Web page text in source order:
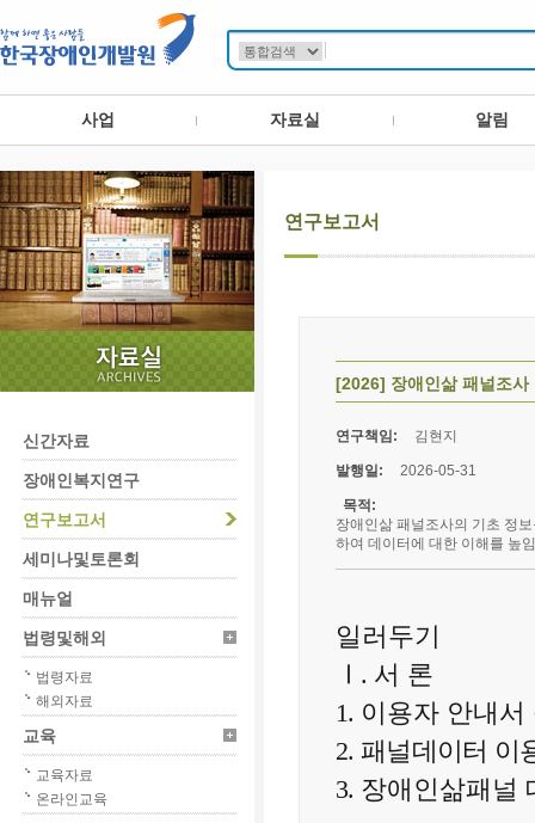
사업 자료실 알림
신간자료
장애인복지연구
연구보고서
세미나및토론회
매뉴얼
법령및해외
법령자료
해외자료
교육
교육자료
온라인교육
연구보고서
[2026] 장애인삶 패널조
연구책임: 김현지
발행일: 2026-05-31
목적:
장애인삶 패널조사의 기초 정
하여 데이터에 대한 이해를 높
일러두기
Ⅰ . 서 론
1. 이용자 안내
2. 패널데이터 이
3. 장애인삶패널